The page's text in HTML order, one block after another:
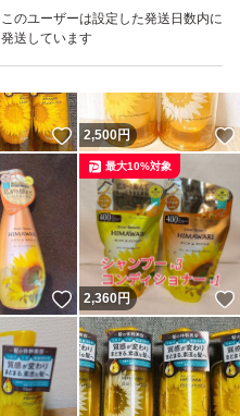
このユーザーは設定した発送日数内に
発送しています
いいね！
2,500円
いいね！
2,360円
最大10%対象